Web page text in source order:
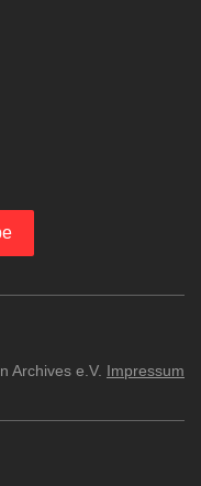
Archives e.V. Impressum